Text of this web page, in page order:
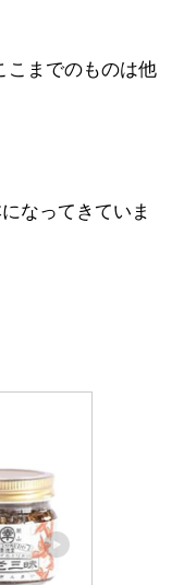
こまでのものは他
なってきていま